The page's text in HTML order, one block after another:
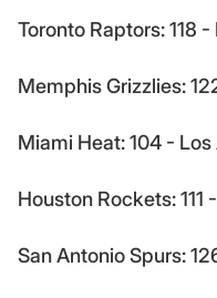
Toronto Raptors: 118
Memphis Grizzlies:
Miami Heat: 104 -
Houston Rockets: 111
San Antonio Spurs: